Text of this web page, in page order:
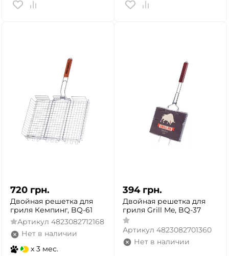
720 грн.
Двойная решетка для
гриля Кемпинг, BQ-61
Артикул 4823082712168
Нет в наличии
x 3 мес.
394 грн.
Двойная решетка для
гриля Grill Me, BQ-37
Артикул 4823082701360
Нет в наличии